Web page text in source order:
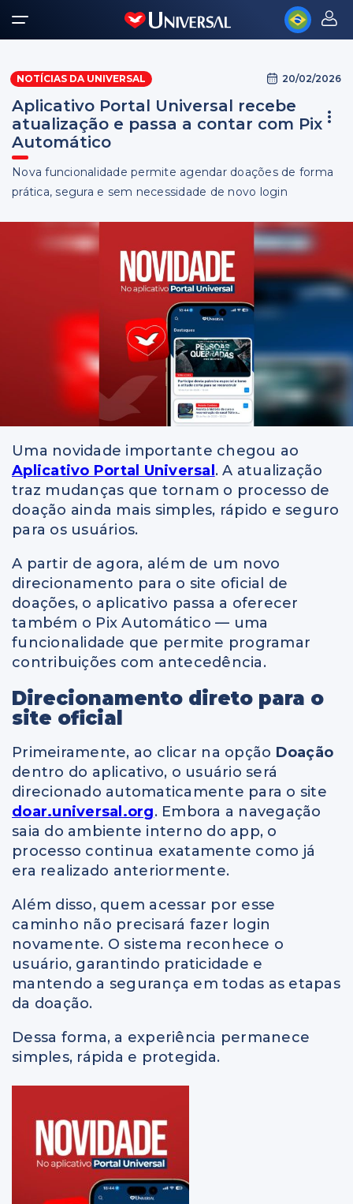
NOTÍCIAS DA UNIVERSAL 20/02/2026
Aplicativo Portal Universal recebe
atualização e passa a contar com Pix
Automático
Nova funcionalidade permite agendar doações de forma
prática, segura e sem necessidade de novo login
Uma novidade importante chegou ao
Aplicativo Portal Universal. A atualização
traz mudanças que tornam o processo de
doação ainda mais simples, rápido e seguro
para os usuários.
A partir de agora, além de um novo
direcionamento para o site oficial de
doações, o aplicativo passa a oferecer
também o Pix Automático — uma
funcionalidade que permite programar
contribuições com antecedência.
Direcionamento direto para o
site oficial
Primeiramente, ao clicar na opção Doação
dentro do aplicativo, o usuário será
direcionado automaticamente para o site
doar.universal.org. Embora a navegação
saia do ambiente interno do app, o
processo continua exatamente como já
era realizado anteriormente.
Além disso, quem acessar por esse
caminho não precisará fazer login
novamente. O sistema reconhece o
usuário, garantindo praticidade e
mantendo a segurança em todas as etapas
da doação.
Dessa forma, a experiência permanece
simples, rápida e protegida.